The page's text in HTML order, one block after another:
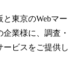
東京のWebマー
業様に、調査・
ービスをご提供し